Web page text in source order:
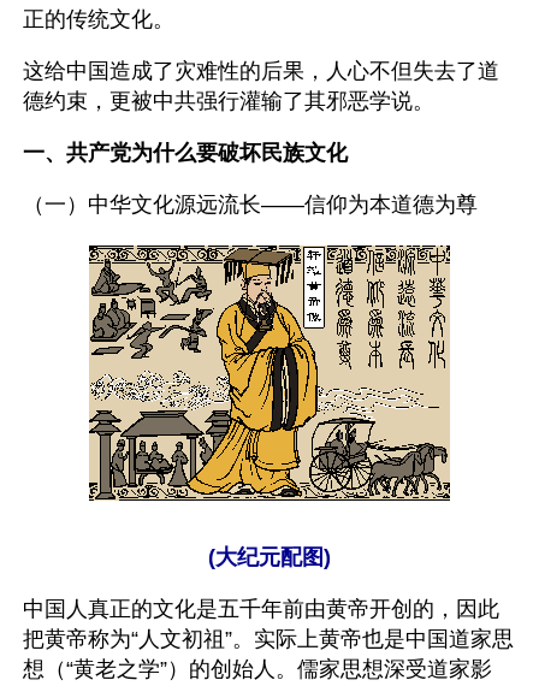
正的传统文化。
这给中国造成了灾难性的后果，人心不但失去了道
德约束，更被中共强行灌输了其邪恶学说。
一、共产党为什么要破坏民族文化
（一）中华文化源远流长——信仰为本道德为尊
(大纪元配图)
中国人真正的文化是五千年前由黄帝开创的，因此
把黄帝称为“人文初祖”。实际上黄帝也是中国道家思
想（“黄老之学”）的创始人。儒家思想深受道家影